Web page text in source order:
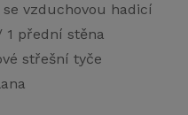
se vzduchovou hadicí
1 přední stěna
střešní tyče